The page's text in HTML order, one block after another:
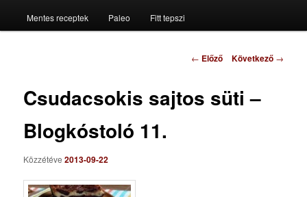
az
a
Mentes receptek Paleo Fitt tepszi
Bejegyzés
← Előző Következő →
Csudacsokis sajtos süti –
Blogkóstoló 11.
Közzétéve2013-09-22